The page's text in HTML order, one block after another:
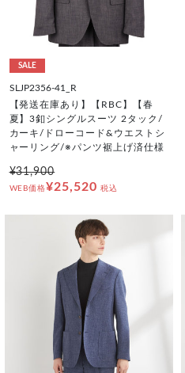
SALE
SLJP2356-41_R
【発送在庫あり】【RBC】【春
夏】3釦シングルスーツ 2タック/
カーキ/ドローコード&ウエストシ
ャーリング/※パンツ裾上げ済仕様
¥31,900
WEB価格¥25,520 税込